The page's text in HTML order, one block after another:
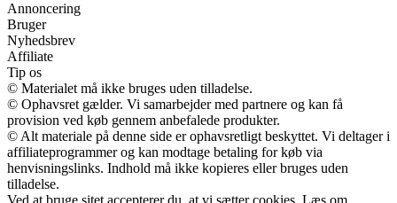
Annoncering
Bruger
Nyhedsbrev
Affiliate
Tip os
© Materialet må ikke bruges uden tilladelse.
© Ophavsret gælder. Vi samarbejder med partnere og kan få
provision ved køb gennem anbefalede produkter.
© Alt materiale på denne side er ophavsretligt beskyttet. Vi deltager i
affiliateprogrammer og kan modtage betaling for køb via
henvisningslinks. Indhold må ikke kopieres eller bruges uden
tilladelse.
Ved at bruge sitet accepterer du, at vi sætter cookies. Læs om